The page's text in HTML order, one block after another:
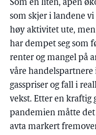
Som en liten, åpen
som skjer i landene
høy aktivitet ute,
har dempet seg som
renter og mangel på
våre
gasspriser og fall i
vekst. Etter en
pandemien måtte
avta markert